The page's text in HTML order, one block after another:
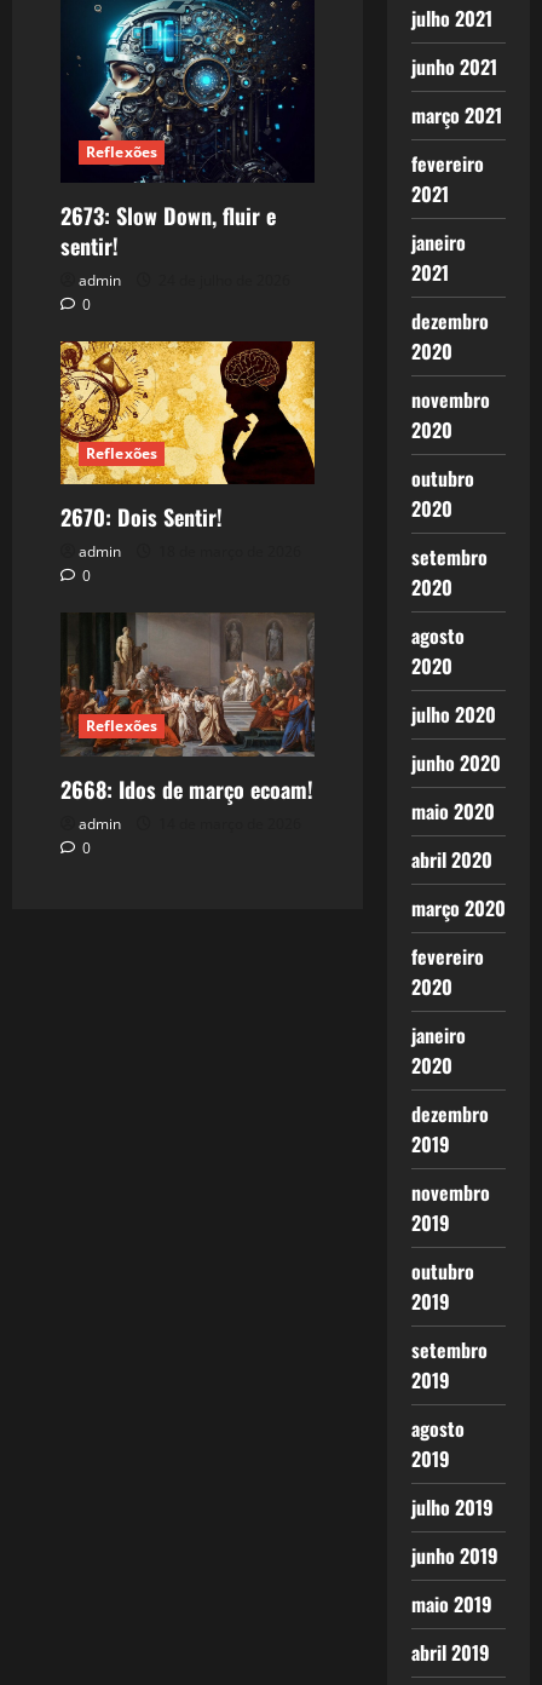
Reflexões
2673: Slow Down, fluir e
sentir!
admin
0
Reflexões
2670: Dois Sentir!
admin
0
Reflexões
2668: Idos de março ecoam!
admin
0
julho 2021
junho 2021
março 2021
fevereiro
2021
janeiro
2021
dezembro
2020
novembro
2020
outubro
2020
setembro
2020
agosto
2020
julho 2020
junho 2020
maio 2020
abril 2020
março 2020
fevereiro
2020
janeiro
2020
dezembro
2019
novembro
2019
outubro
2019
setembro
2019
agosto
2019
julho 2019
junho 2019
maio 2019
abril 2019